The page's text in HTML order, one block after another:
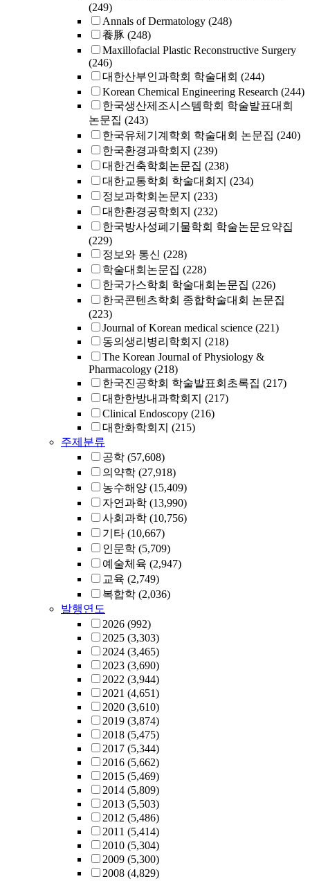
(249)
Annals of Dermatology (248)
養豚 (248)
Maxillofacial Plastic Reconstructive Surgery
(246)
대한산부인과학회 학술대회 (244)
Korean Chemical Engineering Research (244)
한국생산제조시스템학회 학술발표대회
논문집 (243)
한국유체기계학회 학술대회 논문집 (240)
한국환경과학회지 (239)
대한건축학회논문집 (238)
대한교통학회 학술대회지 (234)
정보과학회논문지 (233)
대한환경공학회지 (232)
한국방사성폐기물학회 학술논문요약집
(229)
정보와 통신 (228)
학술대회논문집 (228)
한국가스학회 학술대회논문집 (226)
한국콘텐츠학회 종합학술대회 논문집
(223)
Journal of Korean medical science (221)
동의생리병리학회지 (218)
The Korean Journal of Physiology &
Pharmacology (218)
한국진공학회 학술발표회초록집 (217)
대한한방내과학회지 (217)
Clinical Endoscopy (216)
대한화학회지 (215)
주제분류
공학 (57,608)
의약학 (27,918)
농수해양 (15,409)
자연과학 (13,990)
사회과학 (10,756)
기타 (10,667)
인문학 (5,709)
예술체육 (2,947)
교육 (2,749)
복합학 (2,036)
발행연도
2026 (992)
2025 (3,303)
2024 (3,465)
2023 (3,690)
2022 (3,944)
2021 (4,651)
2020 (3,610)
2019 (3,874)
2018 (5,475)
2017 (5,344)
2016 (5,662)
2015 (5,469)
2014 (5,809)
2013 (5,503)
2012 (5,486)
2011 (5,414)
2010 (5,304)
2009 (5,300)
2008 (4,829)